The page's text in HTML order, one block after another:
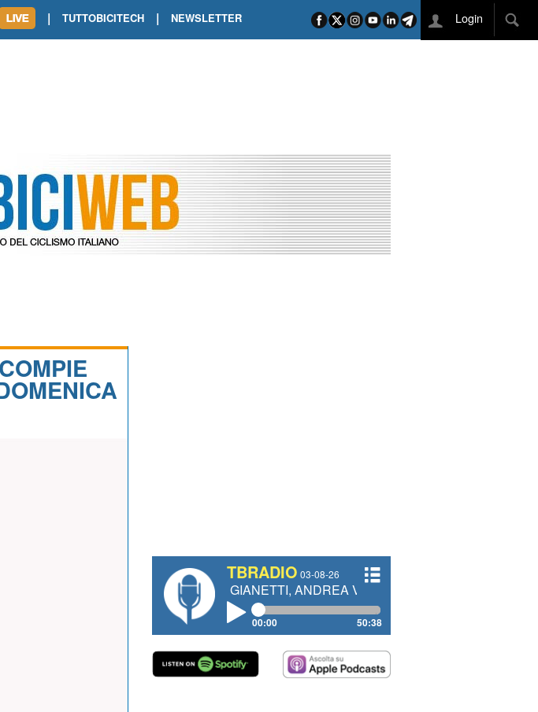
TOUR DE FRANCE. ORCIERES-MERLETTE INCORONA CARAPAZ
DE FRANCE. A VOIRON TRIONFO DI PHILIPSEN SU SCHMID E KOOIJ
| TUTTOBICITECH | NEWSLETTER Login
TBRADIO 03-08-26
WEGELIUS, MAURO GIANETTI, ANDREA VENDRAME, FILIPPO FIORELLI
00:00 50:38